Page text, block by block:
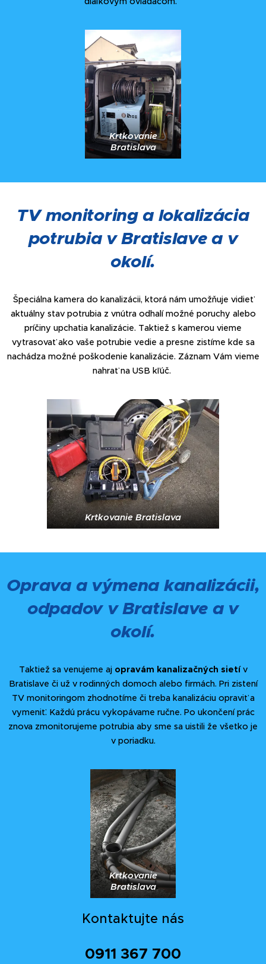
Krtkovanie
Bratislava
TV monitoring a lokalizácia
potrubia v Bratislave a v
okolí.
Špeciálna kamera do kanalizácii, ktorá nám umožňuje vidieť
aktuálny stav potrubia z vnútra odhalí možné poruchy alebo
príčiny upchatia kanalizácie. Taktiež s kamerou vieme
vytrasovať ako vaše potrubie vedie a presne zistíme kde sa
nachádza možné poškodenie kanalizácie. Záznam Vám vieme
nahrať na USB kľúč.
Krtkovanie Bratislava
Oprava a výmena kanalizácii,
odpadov v Bratislave a v
okolí.
Taktiež sa venujeme aj opravám kanalizačných sietív
Bratislave či už v rodinných domoch alebo firmách. Pri zistení
TV monitoringom zhodnotíme či treba kanalizáciu opraviť a
vymeniť. Každú prácu vykopávame ručne. Po ukončení prác
znova zmonitorujeme potrubia aby sme sa uistili že všetko je
v poriadku.
Krtkovanie
Bratislava
Kontaktujte nás
0911 367 700